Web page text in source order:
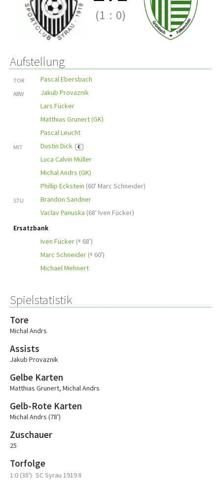
(1 : 0)
Aufstellung
TOR Pascal Ebersbach
ABW
Jakub Provaznik
Lars Fücker
Matthias Grunert (GK)
Pascal Leucht
MIT Dustin Dick C
Luca Calvin Müller
Michal Andrs (GK)
Phillip Eckstein (60' Marc Schneider)
STU
Brandon Sandner
Vaclav Panuska (68' Iven Fücker)
Ersatzbank
Iven Fücker ( 68')
Marc Schneider ( 60')
Michael Mehnert
Spielstatistik
Tore
Michal Andrs
Assists
Jakub Provaznik
Gelbe Karten
Matthias Grunert, Michal Andrs
Gelb-Rote Karten
Michal Andrs (78')
Zuschauer
25
Torfolge
1:0 (38') SC Syrau 1919 II